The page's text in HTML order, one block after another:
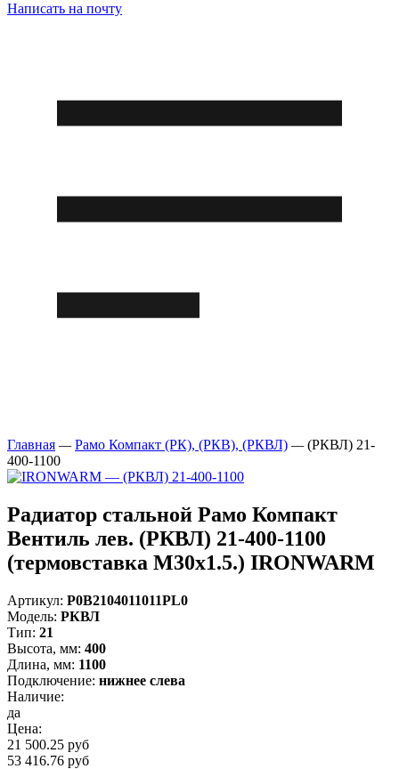
Написать на почту
Главная — Рамо Компакт (РК), (РКВ), (РКВЛ) — (РКВЛ) 21-
400-1100
Радиатор стальной Рамо Компакт
Вентиль лев. (РКВЛ) 21-400-1100
(термовставка М30х1.5.) IRONWARM
Артикул: Р0В2104011011PL0
Модель: РКВЛ
Тип: 21
Высота, мм: 400
Длина, мм: 1100
Подключение: нижнее слева
Наличие:
да
Цена:
21 500.25 руб
53 416.76 руб